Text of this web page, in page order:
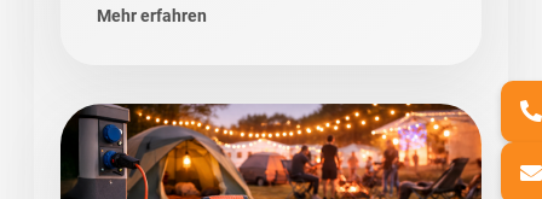
Mehr erfahren